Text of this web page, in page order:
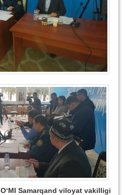
O‘MI Samarqand viloyat vakilligi